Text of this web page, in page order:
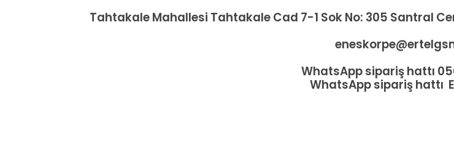
Tahtakale Mahallesi Tahtakale Cad 7-1 Sok No: 305 Santral
WhatsApp sipariş hattı
WhatsApp sipariş hattı